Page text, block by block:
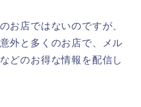
お店ではないのですが、
外と多くのお店で、メル
どのお得な情報を配信し